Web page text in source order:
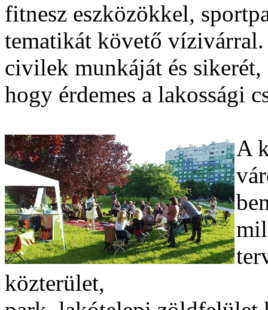
fitnesz eszközökkel,
tematikát követő
civilek munkáját és sikerét,
hogy érdemes a lakossági
A
közterület,